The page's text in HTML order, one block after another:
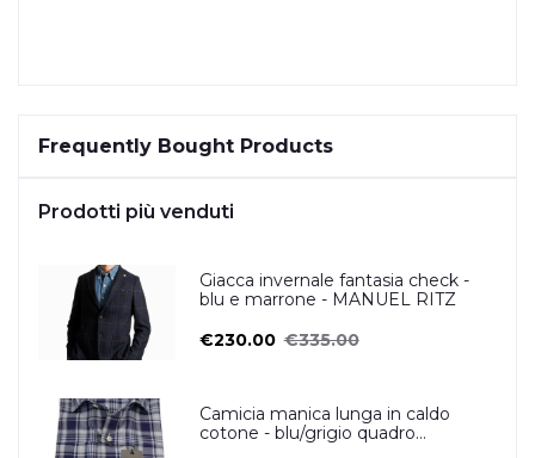
Frequently Bought Products
Prodotti più venduti
Giacca invernale fantasia check -
blu e marrone - MANUEL RITZ
€230.00 €335.00
Camicia manica lunga in caldo
cotone - blu/grigio quadro